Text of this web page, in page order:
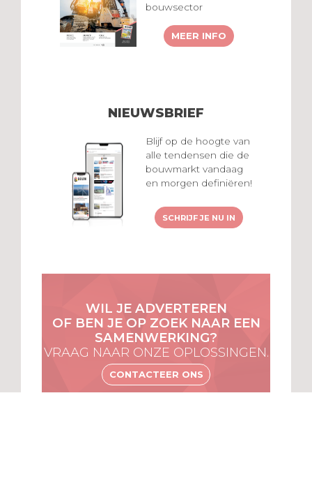
bouwsector
MEER INFO
NIEUWSBRIEF
Blijf op de hoogte van
alle tendensen die de
bouwmarkt vandaag
en morgen definiëren!
SCHRIJF JE NU IN
WIL JE ADVERTEREN
OF BEN JE OP ZOEK NAAR EEN
SAMENWERKING?
VRAAG NAAR ONZE OPLOSSINGEN.
CONTACTEER ONS